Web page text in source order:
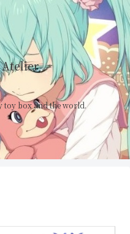
Atelier
toy box and the world.